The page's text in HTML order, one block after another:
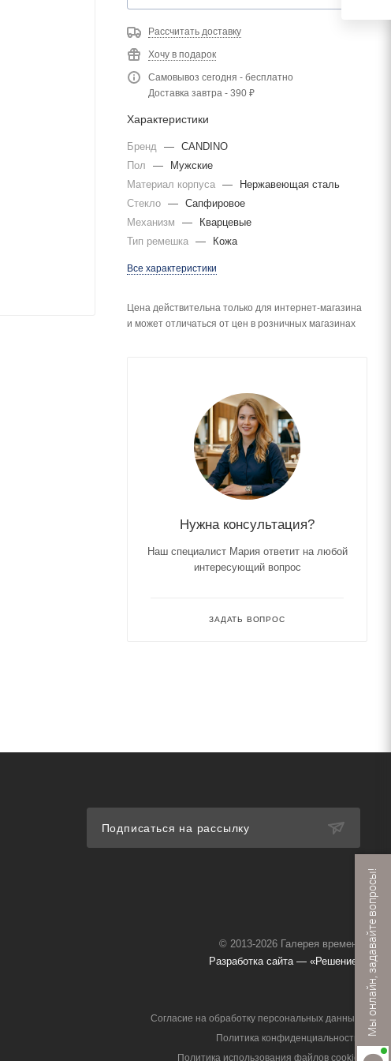
Рассчитать доставку
Хочу в подарок
Самовывоз сегодня - бесплатно
Доставка завтра - 390 ₽
Характеристики
Бренд — CANDINO
Пол
—
Мужские
Материал корпуса —
Нержавеющая сталь
Стекло — Сапфировое
Механизм
—
Кварцевые
Тип ремешка — Кожа
Все характеристики
Цена действительна только для интернет-магазина
и может отличаться от цен в розничных магазинах
Нужна консультация?
Наш специалист Мария ответит на любой
интересующий вопрос
ЗАДАТЬ ВОПРОС
Подписаться на рассылку
© 2013-2026 Галерея времени
Разработка сайта — «Решение»
Согласие на обработку персональных данных
Политика конфиденциальности
Политика использования файлов cookie
Мы онлайн, задавайте вопросы!